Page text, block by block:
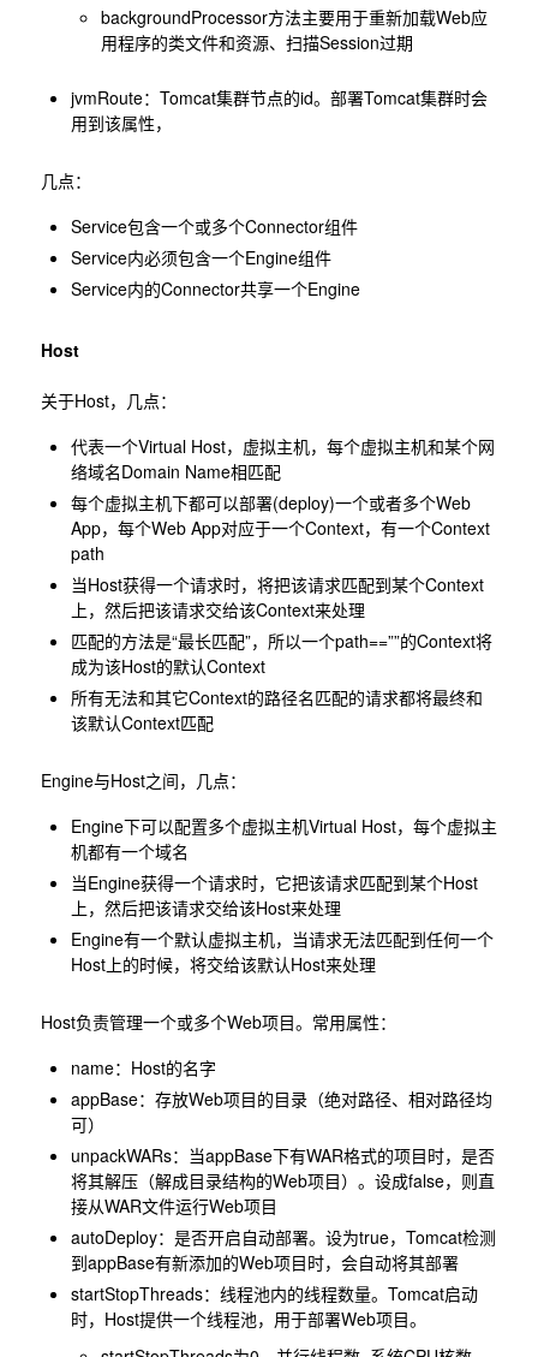
backgroundProcessor方法主要用于重新加载Web应
用程序的类文件和资源、扫描Session过期
jvmRoute：Tomcat集群节点的id。部署Tomcat集群时会
用到该属性，
几点：
Service包含一个或多个Connector组件
Service内必须包含一个Engine组件
Service内的Connector共享一个Engine
Host
关于Host，几点：
代表一个Virtual Host，虚拟主机，每个虚拟主机和某个网
络域名Domain Name相匹配
每个虚拟主机下都可以部署(deploy)一个或者多个Web
App，每个Web App对应于一个Context，有一个Context
path
当Host获得一个请求时，将把该请求匹配到某个Context
上，然后把该请求交给该Context来处理
匹配的方法是“最长匹配”，所以一个path==””的Context将
成为该Host的默认Context
所有无法和其它Context的路径名匹配的请求都将最终和
该默认Context匹配
Engine与Host之间，几点：
Engine下可以配置多个虚拟主机Virtual Host，每个虚拟主
机都有一个域名
当Engine获得一个请求时，它把该请求匹配到某个Host
上，然后把该请求交给该Host来处理
Engine有一个默认虚拟主机，当请求无法匹配到任何一个
Host上的时候，将交给该默认Host来处理
Host负责管理一个或多个Web项目。常用属性：
name：Host的名字
appBase：存放Web项目的目录（绝对路径、相对路径均
可）
unpackWARs：当appBase下有WAR格式的项目时，是否
将其解压（解成目录结构的Web项目）。设成false，则直
接从WAR文件运行Web项目
autoDeploy：是否开启自动部署。设为true，Tomcat检测
到appBase有新添加的Web项目时，会自动将其部署
startStopThreads：线程池内的线程数量。Tomcat启动
时，Host提供一个线程池，用于部署Web项目。